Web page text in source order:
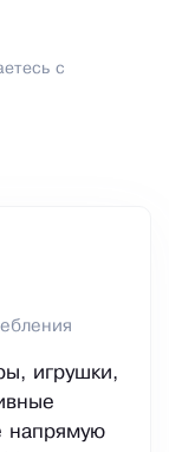
с
игрушки,
напрямую